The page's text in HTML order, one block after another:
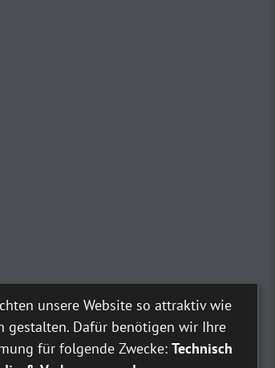
unsere Website so attraktiv wie
gestalten. Dafür benötigen wir Ihre
für folgende Zwecke: Technisch